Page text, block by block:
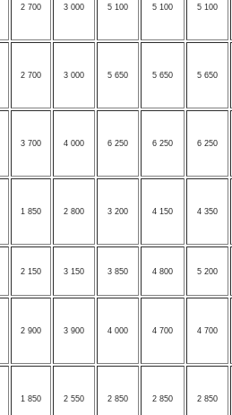
2 700 3 000 5 100 5 100 5 100
2 700 3 000 5 650 5 650 5 650
3 700 4 000 6 250 6 250 6 250
1 850 2 800 3 200 4 150 4 350
2 150 3 150 3 850 4 800 5 200
2 900 3 900 4 000 4 700 4 700
1 850 2 550 2 850 2 850 2 850